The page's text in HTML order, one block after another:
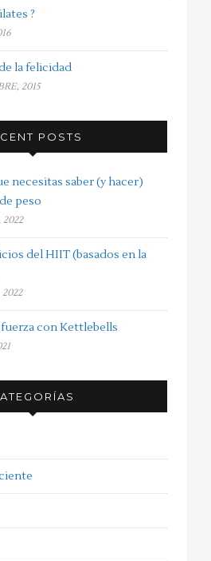
?
la felicidad
2015
POSTS
necesitas saber (y hacer)
peso
2022
del HIIT (basados en la
2022
con Kettlebells